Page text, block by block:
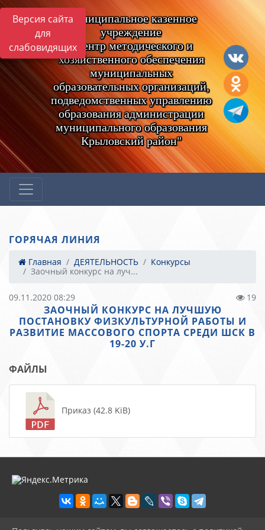
Версия сайта
для
слабовидящих
Муниципальное казенное
учреждение
"Центр методического и
хозяйственного обеспечения
муниципальных
образовательных организаций,
подведомственных управлению
образования администрации
муниципального образования
Крыловский район"
ГОРЯЧАЯ ЛИНИЯ
Главная ДЕЯТЕЛЬНОСТЬ
Конкурсы
Заочный конкурс на луч...
09.11.2020 08:29 19
ЗАОЧНЫЙ КОНКУРС НА ЛУЧШУЮ
ПОСТАНОВКУ ФИЗКУЛЬТУРНОЙ РАБОТЫ И
РАЗВИТИЕ МАССОВОГО СПОРТА СРЕДИ ШСК В
19-20 У.Г
ФАЙЛЫ
Приказ (42.8 KiB)